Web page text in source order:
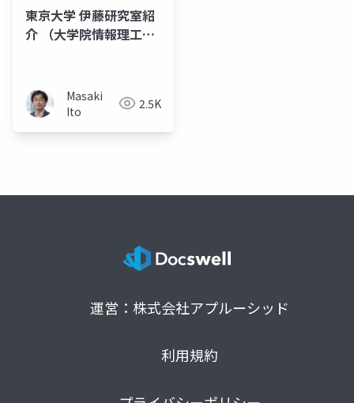
東京大学 伊藤研究室紹
介 （大学院情報理工学
説明会）Masaki
Ito
2.5K
運営：株式会社アプルーシッド
利用規約